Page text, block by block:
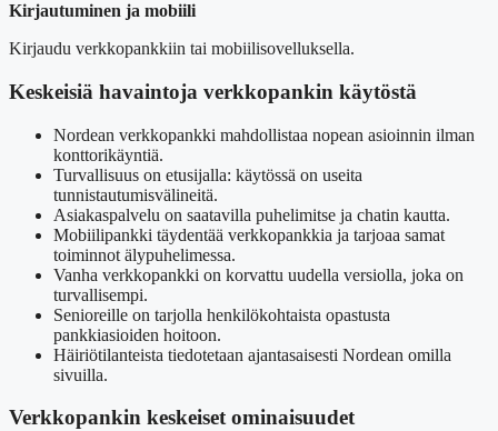
Kirjautuminen ja mobiili
Kirjaudu verkkopankkiin tai mobiilisovelluksella.
Keskeisiä havaintoja verkkopankin käytöstä
Nordean verkkopankki mahdollistaa nopean asioinnin ilman
konttorikäyntiä.
Turvallisuus on etusijalla: käytössä on useita
tunnistautumisvälineitä.
Asiakaspalvelu on saatavilla puhelimitse ja chatin kautta.
Mobiilipankki täydentää verkkopankkia ja tarjoaa samat
toiminnot älypuhelimessa.
Vanha verkkopankki on korvattu uudella versiolla, joka on
turvallisempi.
Senioreille on tarjolla henkilökohtaista opastusta
pankkiasioiden hoitoon.
Häiriötilanteista tiedotetaan ajantasaisesti Nordean omilla
sivuilla.
Verkkopankin keskeiset ominaisuudet